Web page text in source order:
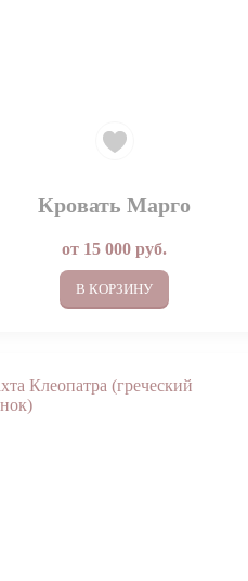
Кровать Марго
от 15 000 руб.
В КОРЗИНУ